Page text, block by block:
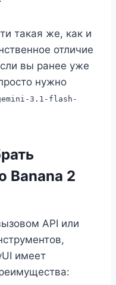
такая же, как и
отличие
вы ранее уже
нужно
3.1-flash-
Banana 2
API или
имеет